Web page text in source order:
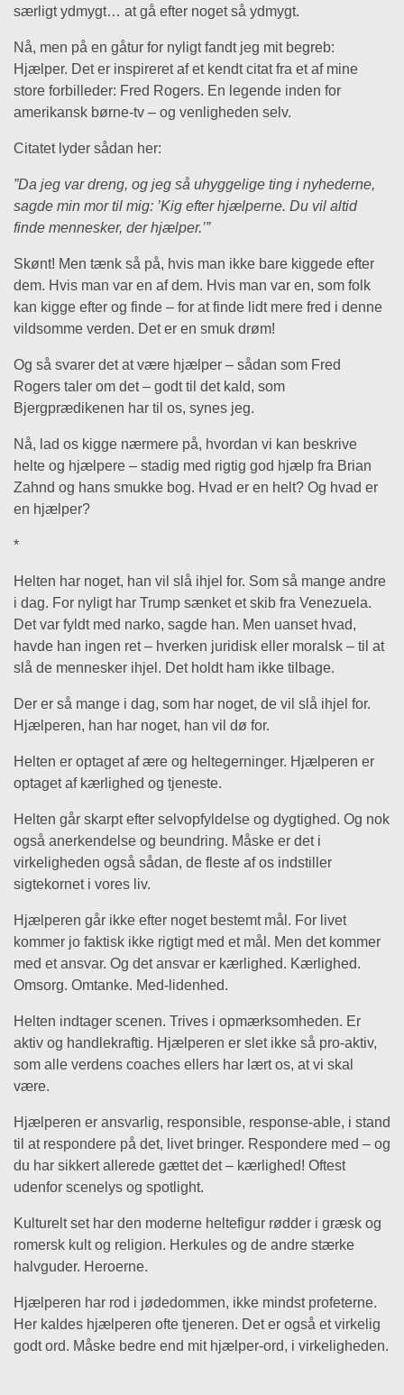
særligt ydmygt… at gå efter noget så ydmygt.
Nå, men på en gåtur for nyligt fandt jeg mit begreb:
Hjælper. Det er inspireret af et kendt citat fra et af mine
store forbilleder: Fred Rogers. En legende inden for
amerikansk børne-tv – og venligheden selv.
Citatet lyder sådan her:
”Da jeg var dreng, og jeg så uhyggelige ting i nyhederne,
sagde min mor til mig: ’Kig efter hjælperne. Du vil altid
finde mennesker, der hjælper.’”
Skønt! Men tænk så på, hvis man ikke bare kiggede efter
dem. Hvis man var en af dem. Hvis man var en, som folk
kan kigge efter og finde – for at finde lidt mere fred i denne
vildsomme verden. Det er en smuk drøm!
Og så svarer det at være hjælper – sådan som Fred
Rogers taler om det – godt til det kald, som
Bjergprædikenen har til os, synes jeg.
Nå, lad os kigge nærmere på, hvordan vi kan beskrive
helte og hjælpere – stadig med rigtig god hjælp fra Brian
Zahnd og hans smukke bog. Hvad er en helt? Og hvad er
en hjælper?
*
Helten har noget, han vil slå ihjel for. Som så mange andre
i dag. For nyligt har Trump sænket et skib fra Venezuela.
Det var fyldt med narko, sagde han. Men uanset hvad,
havde han ingen ret – hverken juridisk eller moralsk – til at
slå de mennesker ihjel. Det holdt ham ikke tilbage.
Der er så mange i dag, som har noget, de vil slå ihjel for.
Hjælperen, han har noget, han vil dø for.
Helten er optaget af ære og heltegerninger. Hjælperen er
optaget af kærlighed og tjeneste.
Helten går skarpt efter selvopfyldelse og dygtighed. Og nok
også anerkendelse og beundring. Måske er det i
virkeligheden også sådan, de fleste af os indstiller
sigtekornet i vores liv.
Hjælperen går ikke efter noget bestemt mål. For livet
kommer jo faktisk ikke rigtigt med et mål. Men det kommer
med et ansvar. Og det ansvar er kærlighed. Kærlighed.
Omsorg. Omtanke. Med-lidenhed.
Helten indtager scenen. Trives i opmærksomheden. Er
aktiv og handlekraftig. Hjælperen er slet ikke så pro-aktiv,
som alle verdens coaches ellers har lært os, at vi skal
være.
Hjælperen er ansvarlig, responsible, response-able, i stand
til at respondere på det, livet bringer. Respondere med – og
du har sikkert allerede gættet det – kærlighed! Oftest
udenfor scenelys og spotlight.
Kulturelt set har den moderne heltefigur rødder i græsk og
romersk kult og religion. Herkules og de andre stærke
halvguder. Heroerne.
Hjælperen har rod i jødedommen, ikke mindst profeterne.
Her kaldes hjælperen ofte tjeneren. Det er også et virkelig
godt ord. Måske bedre end mit hjælper-ord, i virkeligheden.